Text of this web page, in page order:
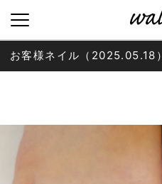
お客様ネイル（2025.05.18）